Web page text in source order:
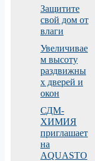
Защитите
свой дом от
влаги
Увеличивае
м высоту
раздвижны
х дверей и
окон
СДМ-
ХИМИЯ
приглашает
на
AQUASTO